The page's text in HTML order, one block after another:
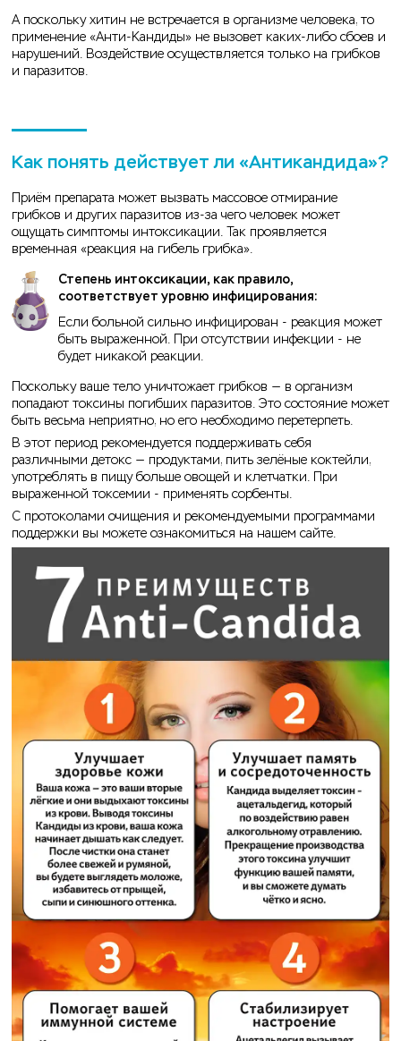
А поскольку хитин не встречается в организме человека, то
применение «Анти-Кандиды» не вызовет каких-либо сбоев и
нарушений. Воздействие осуществляется только на грибков
и паразитов.
Как понять действует ли «Антикандида»?
Приём препарата может вызвать массовое отмирание
грибков и других паразитов из-за чего человек может
ощущать симптомы интоксикации. Так проявляется
временная «реакция на гибель грибка».
Степень интоксикации, как правило,
соответствует уровню инфицирования:
Если больной сильно инфицирован - реакция может
быть выраженной. При отсутствии инфекции - не
будет никакой реакции.
Поскольку ваше тело уничтожает грибков — в организм
попадают токсины погибших паразитов. Это состояние может
быть весьма неприятно, но его необходимо перетерпеть.
В этот период рекомендуется поддерживать себя
различными детокс — продуктами, пить зелёные коктейли,
употреблять в пищу больше овощей и клетчатки. При
выраженной токсемии - применять сорбенты.
С протоколами очищения и рекомендуемыми программами
поддержки вы можете ознакомиться на нашем сайте.